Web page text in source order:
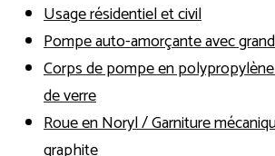
Usage résidentiel et civil
Pompe auto-amorçante avec
Corps de pompe en
de verre
Roue en Noryl / Garniture
graphite